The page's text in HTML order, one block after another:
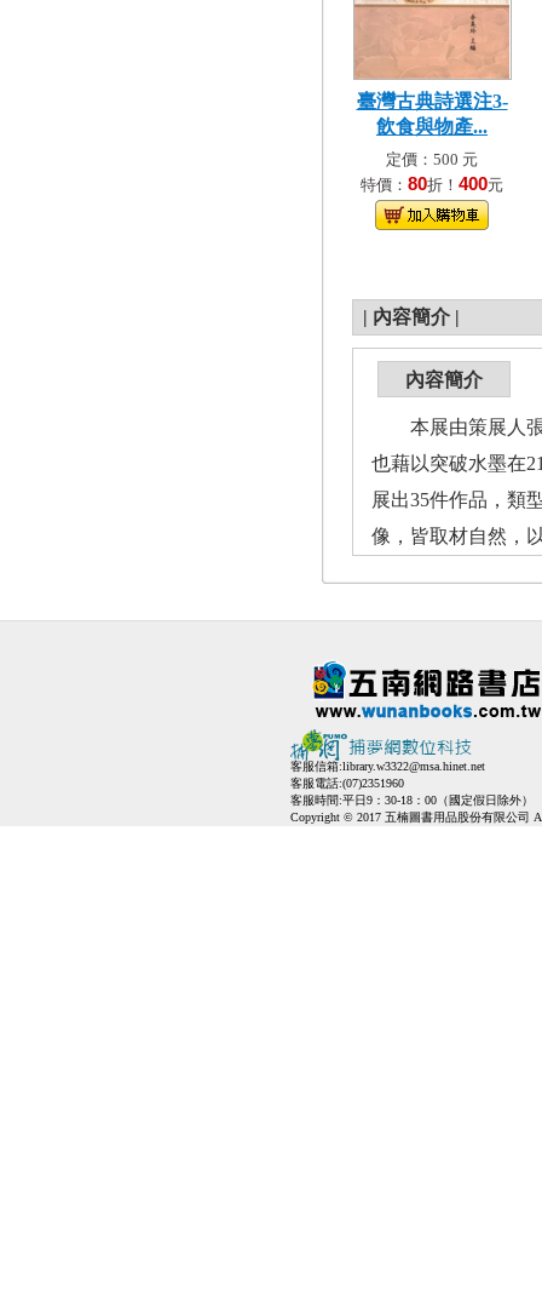
臺灣古典詩選注3-
飲食與物產...
定價：500 元
特價： 80折！ 400元
| 內容簡介 |
內容簡介
本展由策展人張
也藉以突破水墨在
展出35件作品，類
像，皆取材自然，
客服信箱:library.w3322@msa.hinet.net
客服電話:(07)2351960
客服時間:平日9：30-18：00（國定假日除外）
Copyright © 2017 五楠圖書用品股份有限公司